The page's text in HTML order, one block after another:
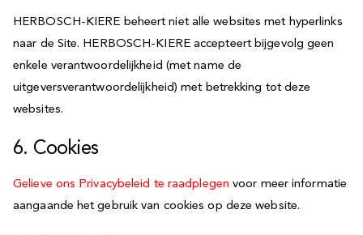
HERBOSCH-KIERE beheert niet alle websites met hyperlinks
naar de Site. HERBOSCH-KIERE accepteert bijgevolg geen
enkele verantwoordelijkheid (met name de
uitgeversverantwoordelijkheid) met betrekking tot deze
websites.
6. Cookies
Gelieve ons Privacybeleid te raadplegen voor meer informatie
aangaande het gebruik van cookies op deze website.